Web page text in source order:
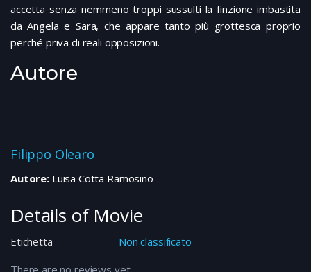
accetta senza nemmeno troppi sussulti la finzione imbastita
da Angela e Sara, che appare tanto più grottesca proprio
perché priva di reali opposizioni.
Autore
Filippo Olearo
Autore:Luisa Cotta Ramosino
Details of Movie
Etichetta Non classificato
There are no reviews yet.